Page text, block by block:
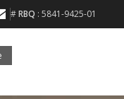
#RBQ : 5841-9425-01